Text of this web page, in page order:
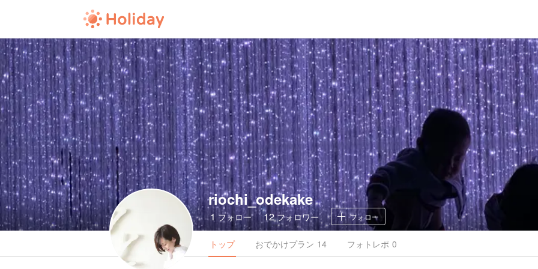
riochi_odekake
1フォロー 12フォロワー フォロー
トップ おでかけプラン 14 フォトレポ 0